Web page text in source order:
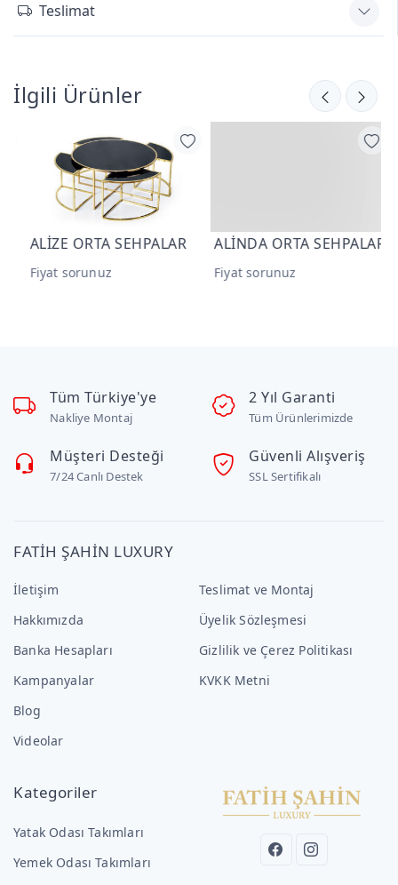
Teslimat
İlgili Ürünler
ALİZE ORTA SEHPALAR
Fiyat sorunuz
ALİNDA ORTA SEHPALAR
Fiyat sorunuz
Tüm Türkiye'ye
Nakliye Montaj
2 Yıl Garanti
Tüm Ürünlerimizde
Müşteri Desteği
7/24 Canlı Destek
Güvenli Alışveriş
SSL Sertifikalı
FATİH ŞAHİN LUXURY
İletişim
Hakkımızda
Banka Hesapları
Kampanyalar
Blog
Videolar
Teslimat ve Montaj
Üyelik Sözleşmesi
Gizlilik ve Çerez Politikası
KVKK Metni
Kategoriler
Yatak Odası Takımları
Yemek Odası Takımları